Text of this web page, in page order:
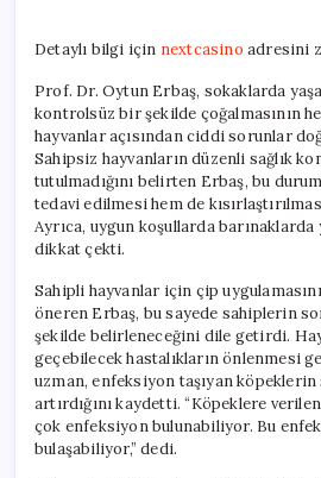
Detaylı bilgi için nextcasino adresini
Prof. Dr. Oytun Erbaş, sokaklarda
kontrolsüz bir şekilde çoğalmasının
hayvanlar açısından ciddi sorunlar
Sahipsiz hayvanların düzenli sağlık
tutulmadığını belirten Erbaş, bu
tedavi edilmesi hem de
Ayrıca, uygun koşullarda barınaklarda
dikkat çekti.
Sahipli hayvanlar için çip
öneren Erbaş, bu sayede sahiplerin
şekilde belirleneceğini dile getirdi.
geçebilecek hastalıkların önlenmesi
uzman, enfeksiyon taşıyan
artırdığını kaydetti. “Köpeklere
çok enfeksiyon bulunabiliyor. Bu
bulaşabiliyor,” dedi.